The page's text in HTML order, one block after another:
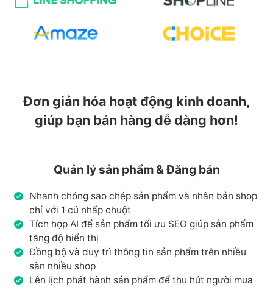
Đơn giản hóa hoạt động kinh doanh,
giúp bạn bán hàng dễ dàng hơn!
Quản lý sản phẩm & Đăng bán
Nhanh chóng sao chép sản phẩm và nhân bản shop
chỉ với 1 cú nhấp chuột
Tích hợp AI để sản phẩm tối ưu SEO giúp sản phẩm
tăng độ hiển thị
Đồng bộ và duy trì thông tin sản phẩm trên nhiều
sàn nhiều shop
Lên lịch phát hành sản phẩm để thu hút người mua